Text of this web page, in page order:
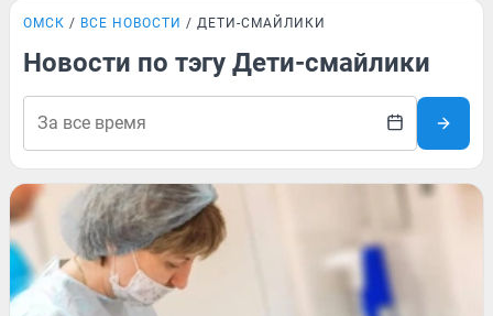
ОМСК ВСЕ НОВОСТИ ДЕТИ-СМАЙЛИКИ
Новости по тэгу Дети-смайлики